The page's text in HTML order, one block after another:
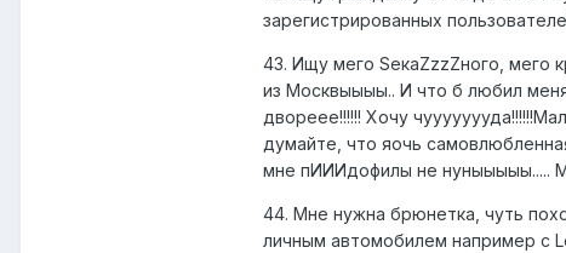
зарегистрированных
43. Ищу мего SекаZzzZного, мего
из Москвыыыы.. И что б любил
двореее!!!!!! Хочу
думайте, что яочь
мне пИИИдофилы не нуныыыыы.....
44. Мне нужна брюнетка, чуть
личным автомобилем например с